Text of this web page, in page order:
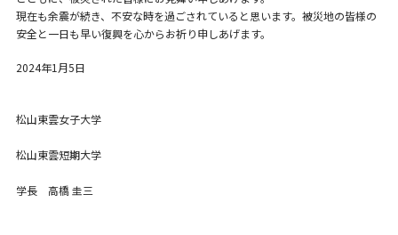
現在も余震が続き、不安な時を過ごされていると思います。被災地の皆様の
安全と一日も早い復興を心からお祈り申しあげます。
2024年1月5日
松山東雲女子大学
松山東雲短期大学
学長 高橋 圭三